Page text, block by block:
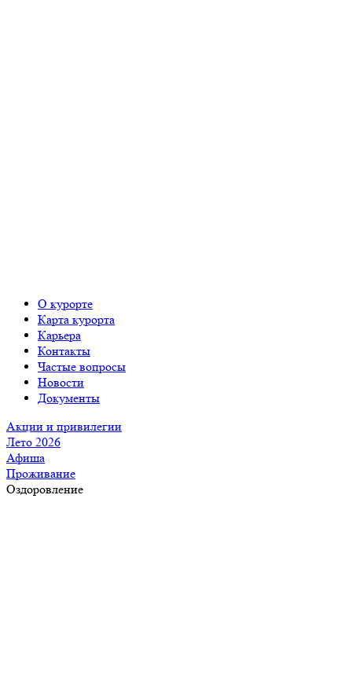
О курорте
Карта курорта
Карьера
Контакты
Частые вопросы
Новости
Документы
Акции и привилегии
Лето 2026
Афиша
Проживание
Оздоровление